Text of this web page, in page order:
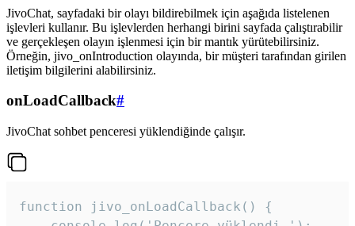
JivoChat, sayfadaki bir olayı bildirebilmek için aşağıda listelenen
işlevleri kullanır. Bu işlevlerden herhangi birini sayfada çalıştırabilir
ve gerçekleşen olayın işlenmesi için bir mantık yürütebilirsiniz.
Örneğin, jivo_onIntroduction olayında, bir müşteri tarafından girilen
iletişim bilgilerini alabilirsiniz.
onLoadCallback#
JivoChat sohbet penceresi yüklendiğinde çalışır.
function jivo_onLoadCallback() {